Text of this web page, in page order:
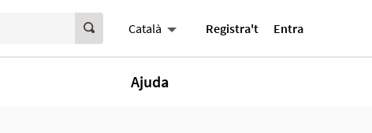
Català Registra't Entra
Ajuda